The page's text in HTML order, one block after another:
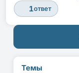
1ответ
Темы